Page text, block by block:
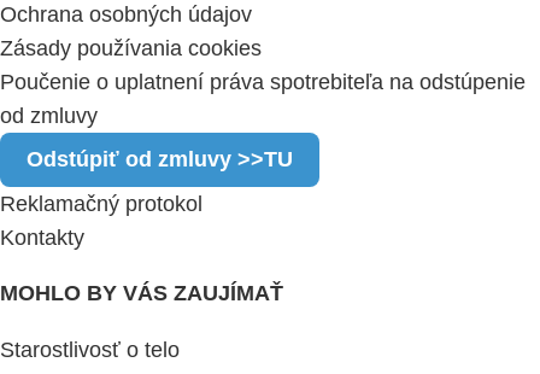
Ochrana osobných údajov
Zásady používania cookies
Poučenie o uplatnení práva spotrebiteľa na odstúpenie
od zmluvy
Odstúpiť od zmluvy >>TU
Reklamačný protokol
Kontakty
MOHLO BY VÁS ZAUJÍMAŤ
Starostlivosť o telo